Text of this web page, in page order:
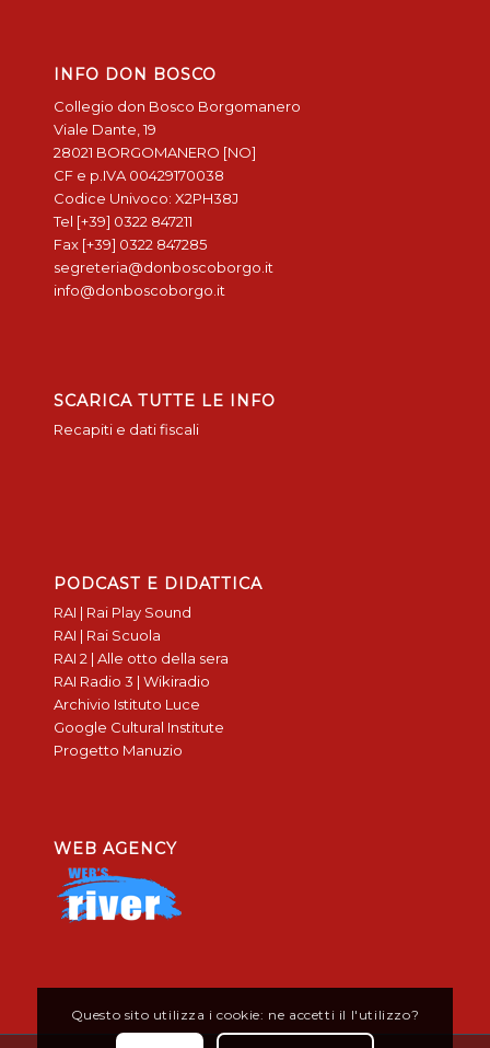
INFO DON BOSCO
Collegio don Bosco Borgomanero
Viale Dante, 19
28021 BORGOMANERO [NO]
CF e p.IVA 00429170038
Codice Univoco: X2PH38J
Tel [+39] 0322 847211
Fax [+39] 0322 847285
segreteria@donboscoborgo.it
info@donboscoborgo.it
SCARICA TUTTE LE INFO
Recapiti e dati fiscali
PODCAST E DIDATTICA
RAI | Rai Play Sound
RAI | Rai Scuola
RAI 2 | Alle otto della sera
RAI Radio 3 | Wikiradio
Archivio Istituto Luce
Google Cultural Institute
Progetto Manuzio
WEB AGENCY
Questo sito utilizza i cookie: ne accetti il l'utilizzo?